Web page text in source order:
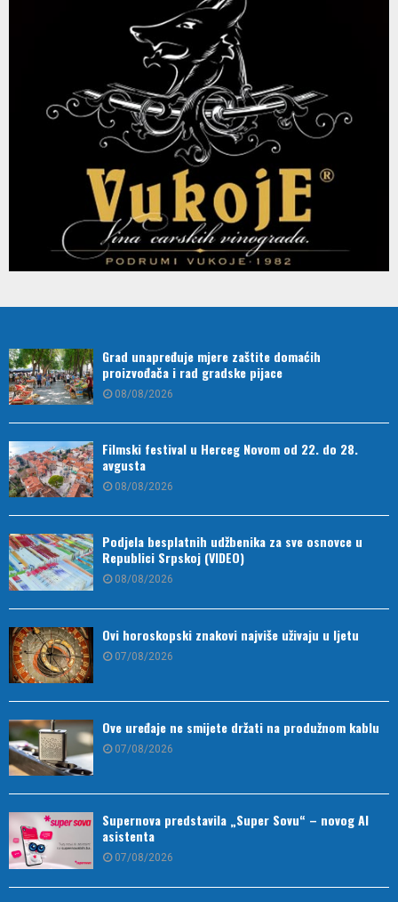
Grad unapređuje mjere zaštite domaćih
proizvođača i rad gradske pijace
08/08/2026
Filmski festival u Herceg Novom od 22. do 28.
avgusta
08/08/2026
Podjela besplatnih udžbenika za sve osnovce u
Republici Srpskoj (VIDEO)
08/08/2026
Ovi horoskopski znakovi najviše uživaju u ljetu
07/08/2026
Ove uređaje ne smijete držati na produžnom kablu
07/08/2026
Supernova predstavila „Super Sovu“ – novog AI
asistenta
07/08/2026